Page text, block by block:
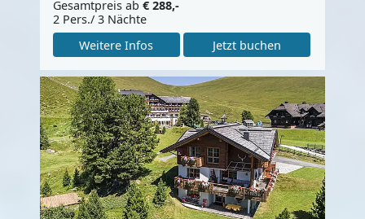
Gesamtpreis ab € 288,-
2 Pers./ 3 Nächte
Weitere Infos
Jetzt buchen